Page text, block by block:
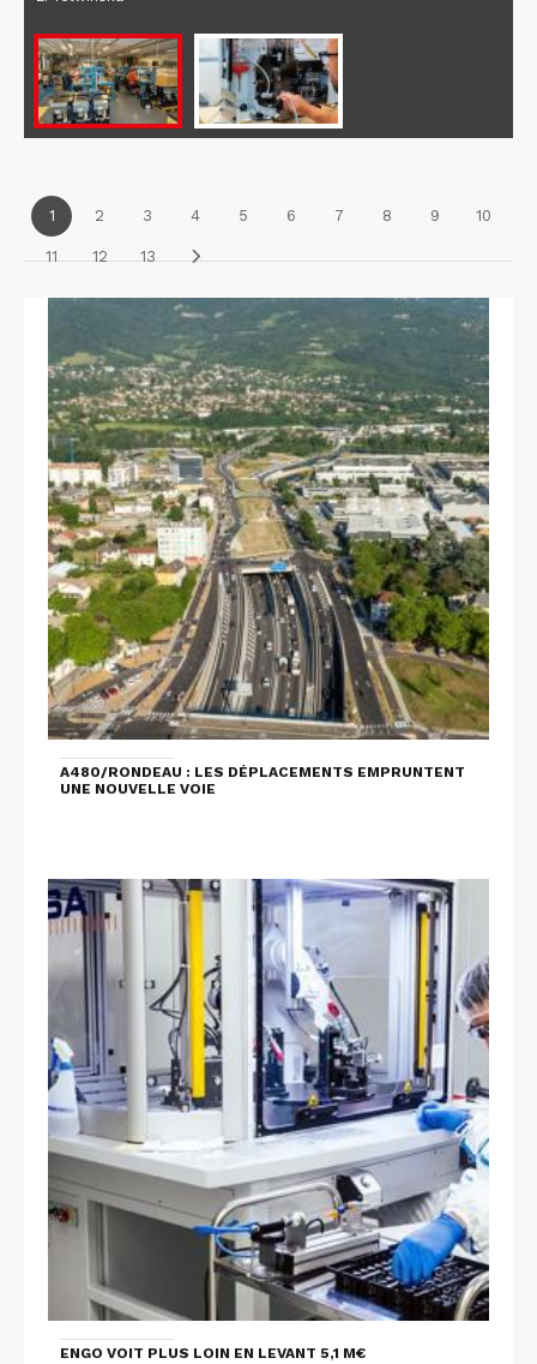
1 2 3 4 5 6 7 8 9 10
11 12 13
A480/RONDEAU : LES DÉPLACEMENTS EMPRUNTENT
UNE NOUVELLE VOIE
ENGO VOIT PLUS LOIN EN LEVANT 5,1 M€